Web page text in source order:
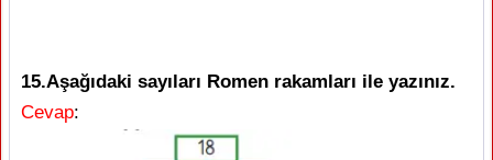
15.Aşağıdaki sayıları Romen rakamları ile yazınız.
Cevap: